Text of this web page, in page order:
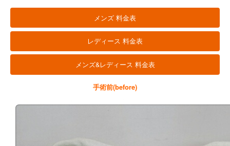
メンズ 料金表
レディース 料金表
メンズ&レディース 料金表
手術前(before)